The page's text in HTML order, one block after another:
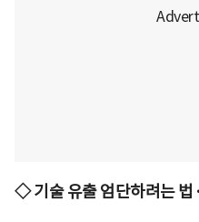
◇ 기술 유출 엄단하려는 법